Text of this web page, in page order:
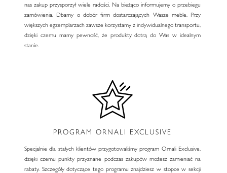
nas zakup przysporzył wiele radości. Na bieżąco informujemy o przebiegu
zamówienia. Dbamy o dobór firm dostarczających Wasze meble. Przy
większych egzemplarzach zawsze korzystamy z indywidualnego transportu,
dzięki czemu mamy pewność, że produkty dotrą do Was w idealnym
stanie.
PROGRAM ORNALI EXCLUSIVE
Specjalnie dla stałych klientów przygotowaliśmy program Ornali Exclusive,
dzięki czemu punkty przyznane podczas zakupów możesz zamieniać na
rabaty. Szczegóły dotyczące tego programu znajdziesz w stopce w sekcji